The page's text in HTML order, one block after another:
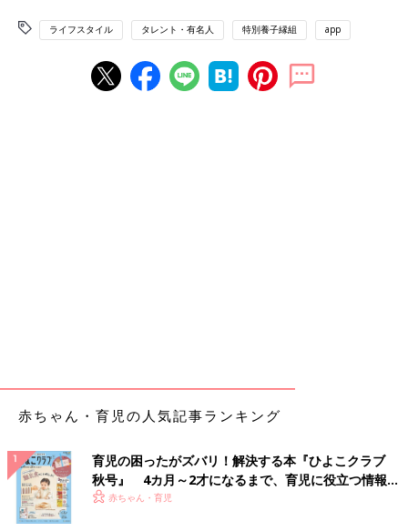
ライフスタイル タレント・有名人 特別養子縁組 app
赤ちゃん・育児の人気記事ランキング
育児の困ったがズバリ！解決する本『ひよこクラブ
秋号』 4カ月～2才になるまで、育児に役立つ情報が
いっぱい！
赤ちゃん・育児